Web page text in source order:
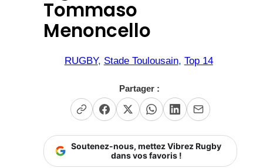
Tommaso
Menoncello
RUGBY, Stade Toulousain, Top 14
Partager :
Soutenez-nous, mettez Vibrez Rugby
dans vos favoris !